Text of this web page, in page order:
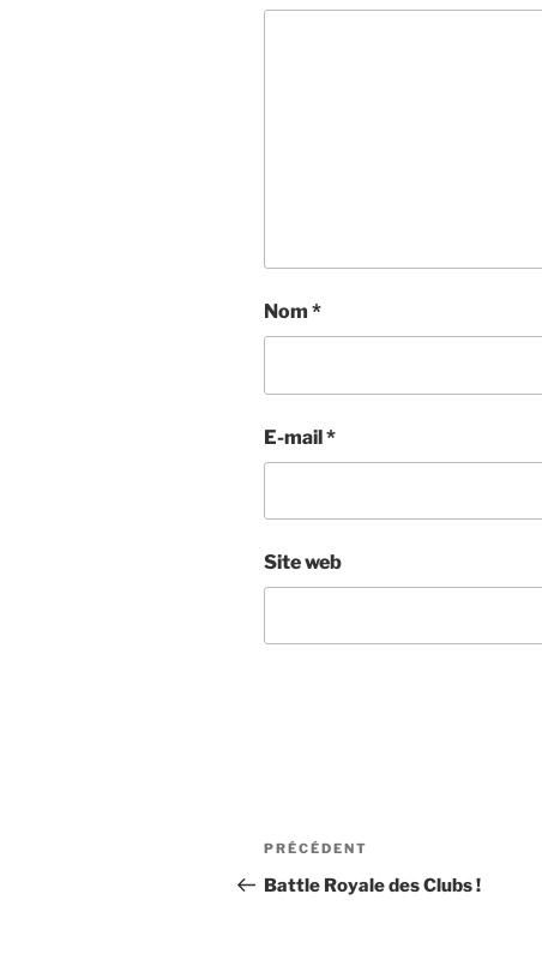
Nom *
E-mail*
Site web
Navigation
de
Article
précédent
PRÉCÉDENT
Battle Royale des Clubs !